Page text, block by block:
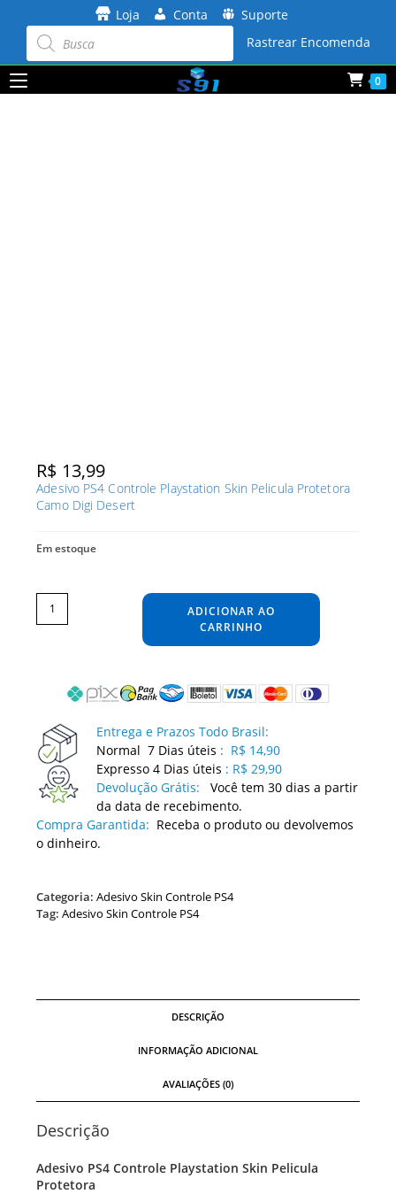
conteúdo
Loja Conta Suporte
Pesquisar
produtos Rastrear Encomenda
0
R$ 13,99
Adesivo PS4 Controle Playstation Skin Pelicula Protetora
Camo Digi Desert
Em estoque
Adesivo
PS4
Controle
Playstation
Pelicula
ADICIONAR AO
CARRINHO
Entrega e Prazos Todo Brasil:
Normal 7 Dias úteis : R$ 14,90
Expresso 4 Dias úteis : R$ 29,90
Devolução Grátis:
Você tem 30 dias a partir
da data de recebimento.
Compra Garantida: Receba o produto ou devolvemos
o dinheiro.
Categoria:Adesivo Skin Controle PS4
Tag:Adesivo Skin Controle PS4
DESCRIÇÃO
INFORMAÇÃO ADICIONAL
AVALIAÇÕES (0)
Descrição
Adesivo PS4 Controle Playstation Skin Pelicula
Protetora